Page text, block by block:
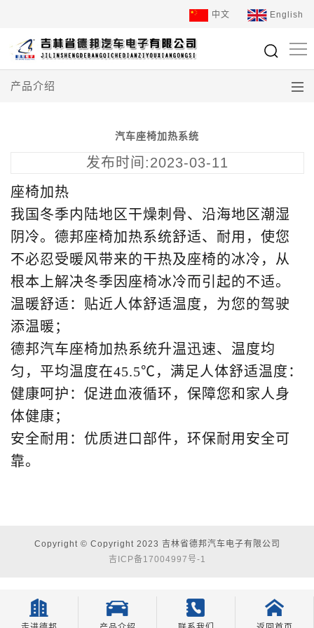
English
中文
产品介绍
汽车座椅加热系统
发布时间:2023-03-11
座椅加热
我国冬季内陆地区干燥刺骨、沿海地区潮湿
阴冷。德邦座椅加热系统舒适、耐用，使您
不必忍受暖风带来的干热及座椅的冰冷，从
根本上解决冬季因座椅冰冷而引起的不适。
温暖舒适：贴近人体舒适温度，为您的驾驶
添温暖；
德邦汽车座椅加热系统升温迅速、温度均
匀，平均温度在45.5℃，满足人体舒适温度：
健康呵护：促进血液循环，保障您和家人身
体健康；
安全耐用：优质进口部件，环保耐用安全可
靠。
Copyright © Copyright 2023 吉林省德邦汽车电子有限公司
吉ICP备17004997号-1